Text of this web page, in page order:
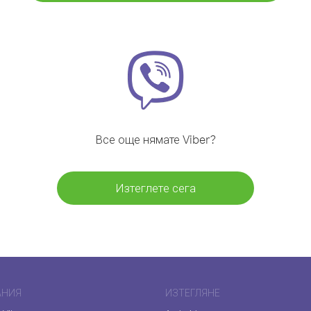
Все още нямате Viber?
Изтеглете сега
ИЗТЕГЛЯНЕ